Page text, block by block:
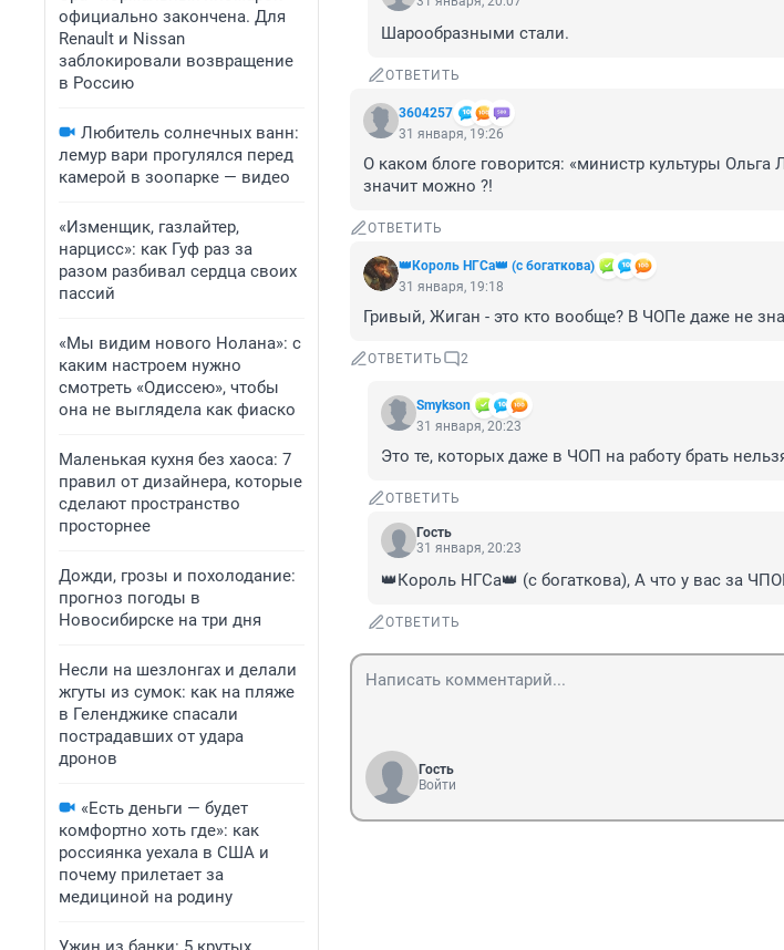
официально закончена. Для
Renault и Nissan
заблокировали возвращение
в Россию
Любитель солнечных ванн:
лемур вари прогулялся перед
камерой в зоопарке — видео
«Изменщик, газлайтер,
нарцисс»: как Гуф раз за
разом разбивал сердца своих
пассий
«Мы видим нового Нолана»: с
каким настроем нужно
смотреть «Одиссею», чтобы
она не выглядела как фиаско
Маленькая кухня без хаоса: 7
правил от дизайнера, которые
сделают пространство
просторнее
Дожди, грозы и похолодание:
прогноз погоды в
Новосибирске на три дня
Несли на шезлонгах и делали
жгуты из сумок: как на пляже
в Геленджике спасали
пострадавших от удара
дронов
«Есть деньги — будет
комфортно хоть где»: как
россиянка уехала в США и
почему прилетает за
медициной на родину
Шарообразными стали.
ОТВЕТИТЬ
3604257
31 января, 19:26
О каком блоге говорится: «министр культуры
значит можно ?!
ОТВЕТИТЬ
👑Король НГСа👑 (с богаткова)
31 января, 19:18
Гривый, Жиган - это кто вообще? В ЧОПе даже не
ОТВЕТИТЬ 2
Smykson
31 января, 20:23
Это те, которых даже в ЧОП на работу брать
ОТВЕТИТЬ
Гость
31 января, 20:23
👑Король НГСа👑 (с богаткова), А что у вас за
ОТВЕТИТЬ
Гость
Войти